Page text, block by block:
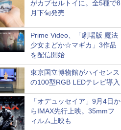
がカプセルトイに。全5種で8
月下旬発売
Prime Video、「劇場版 魔法
少女まどか☆マギカ」3作品
を配信開始
東京国立博物館がハイセンス
の100型RGB LEDテレビ導入
「オデュッセイア」9月4日か
らIMAX先行上映。35mmフ
ィルム上映も